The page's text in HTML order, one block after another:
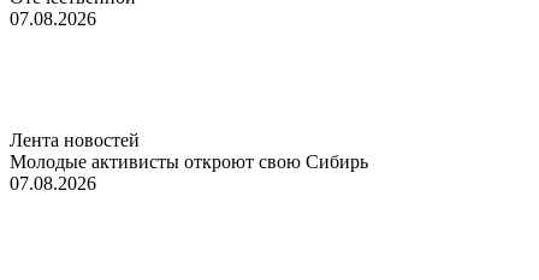
07.08.2026
Лента новостей
Молодые активисты откроют свою Сибирь
07.08.2026